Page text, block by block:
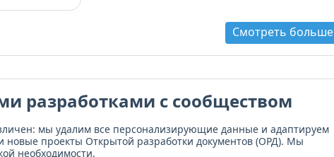
Смотреть больше
разработками с сообществом
мы удалим все персонализирующие данные и адаптируем
новые проекты Открытой разработки документов (ОРД). Мы
необходимости.